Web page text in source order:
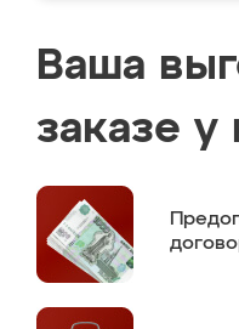
Ваша
заказе у